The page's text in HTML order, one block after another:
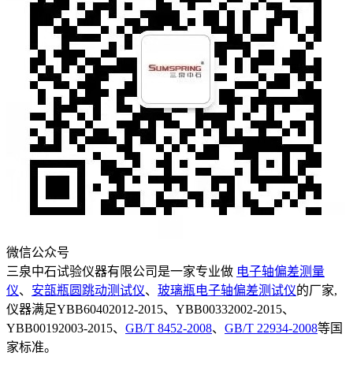
微信公众号
三泉中石试验仪器有限公司是一家专业做 电子轴偏差测量
仪、 安瓿瓶圆跳动测试仪、 玻璃瓶电子轴偏差测试仪的厂家,
仪器满足YBB60402012-2015、YBB00332002-2015、
YBB00192003-2015、 GB/T 8452-2008、 GB/T 22934-2008等国
家标准。